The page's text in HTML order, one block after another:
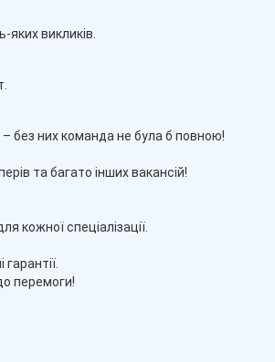
яких викликів.
– без них команда не була б повною!
та багато інших вакансій!
кожної спеціалізації.
перемоги!